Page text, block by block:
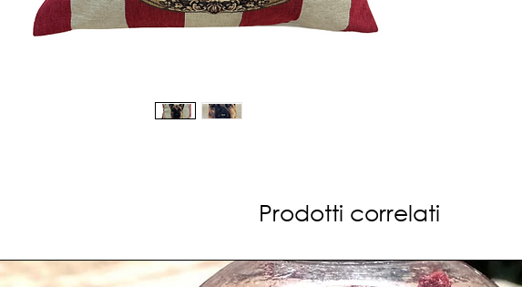
Prodotti correlati